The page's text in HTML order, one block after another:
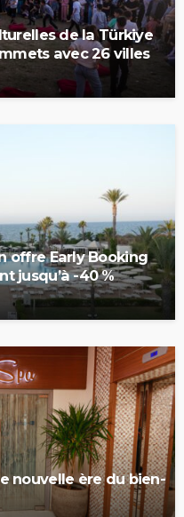
de la Türkiye
avec 26 villes
offre Early Booking
jusqu’à -40 %
nouvelle ère du bien-